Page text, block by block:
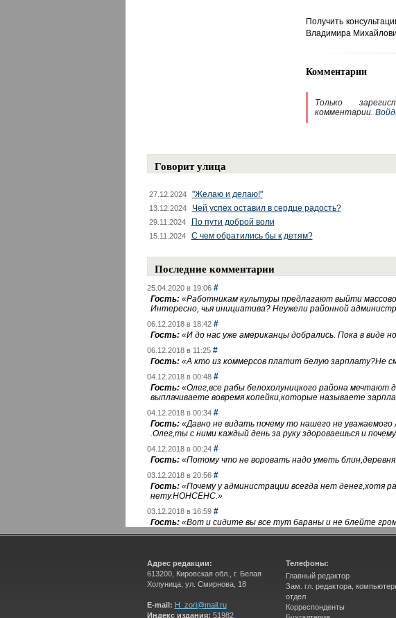
Получить
Владимира
Комментарии
Только
комментарии.
Говорит улица
27.12.2024 "Желаю и делаю!"
13.12.2024 Чей успех оставил в сердце радость?
29.11.2024 По пути доброй воли
15.11.2024 С чем обратились бы к детям?
Последние комментарии
25.04.2020 в 19:06 #
Гость: «Работникам культуры предлагают выйти
Интересно, чья инициатива? Неужели районной
06.12.2018 в 18:42 #
Гость: «И до нас уже американцы добрались. Пока в виде
06.12.2018 в 11:25 #
Гость: «А кто из коммерсов платит белую зарплату?Не
04.12.2018 в 00:48 #
Гость: «Олег,все рабы белохолуницкого района мечтают
выплачиваете вовремя копейки,которые называете
04.12.2018 в 00:34 #
Гость: «Давно не видать почему то нашего не
.Олег,ты с ними каждый день за руку здороваешься и
04.12.2018 в 00:24 #
Гость: «Потому что не воровать надо уметь
03.12.2018 в 20:56 #
Гость: «Почему у администрации всегда нет денег,хотя
нету.НОНСЕНС.»
03.12.2018 в 16:59 #
Гость: «Вот и сидите вы все тут бараны и не блейте
Адрес редакции:
613200, Кировская обл., г. Белая
Холуница, ул. Смирнова, 18
E-mail: H_zori@mail.ru
Индекс издания: 51982
Телефоны:
Главный редактор
Зам. гл. редактора,
отдел
Корреспонденты